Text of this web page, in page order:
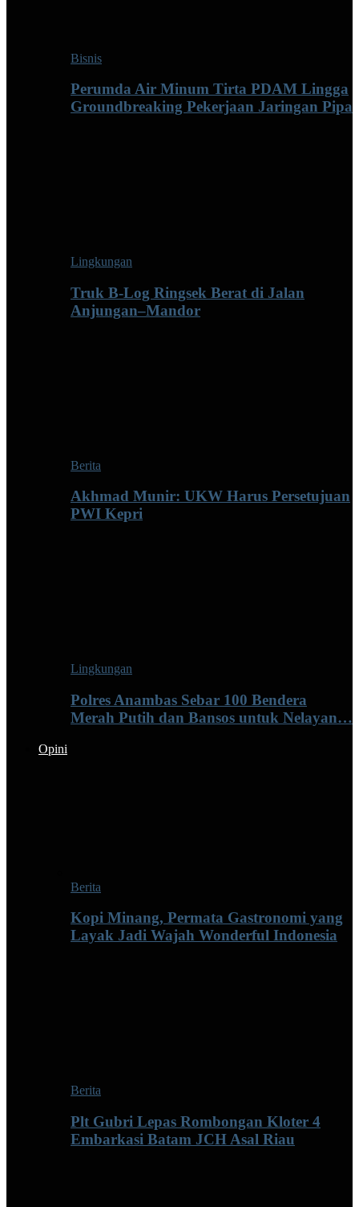
Bisnis
Perumda Air Minum Tirta PDAM Lingga
Groundbreaking Pekerjaan Jaringan Pipa
Lingkungan
Truk B-Log Ringsek Berat di Jalan
Anjungan–Mandor
Berita
Akhmad Munir: UKW Harus Persetujuan
PWI Kepri
Lingkungan
Polres Anambas Sebar 100 Bendera
Merah Putih dan Bansos untuk Nelayan…
Opini
Berita
Kopi Minang, Permata Gastronomi yang
Layak Jadi Wajah Wonderful Indonesia
Berita
Plt Gubri Lepas Rombongan Kloter 4
Embarkasi Batam JCH Asal Riau